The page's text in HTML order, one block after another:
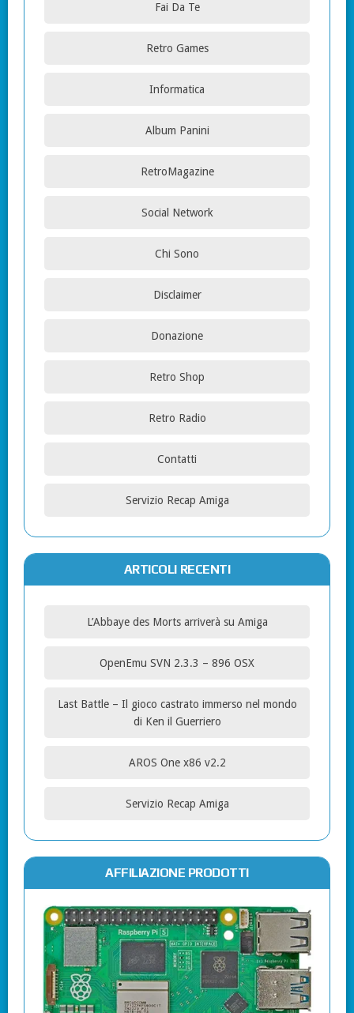
Fai Da Te
Retro Games
Informatica
Album Panini
RetroMagazine
Social Network
Chi Sono
Disclaimer
Donazione
Retro Shop
Retro Radio
Contatti
Servizio Recap Amiga
ARTICOLI RECENTI
L’Abbaye des Morts arriverà su Amiga
OpenEmu SVN 2.3.3 – 896 OSX
Last Battle – Il gioco castrato immerso nel mondo
di Ken il Guerriero
AROS One x86 v2.2
Servizio Recap Amiga
AFFILIAZIONE PRODOTTI